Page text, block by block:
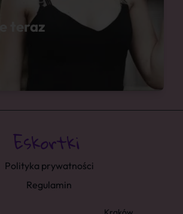
teraz
Polityka prywatności
Regulamin